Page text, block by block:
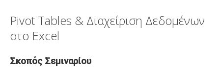
Pivot Tables & Διαχείριση Δεδομένων
στο Excel
Σκοπός Σεμιναρίου